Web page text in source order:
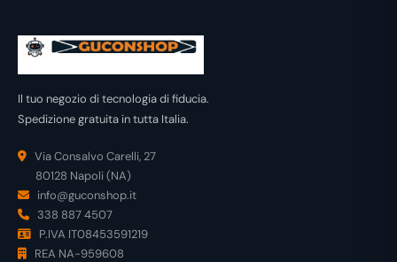
Il tuo negozio di tecnologia di fiducia.
Spedizione gratuita in tutta Italia.
Via Consalvo Carelli, 27
80128 Napoli (NA)
info@guconshop.it
338 887 4507
P.IVA IT08453591219
REA NA-959608